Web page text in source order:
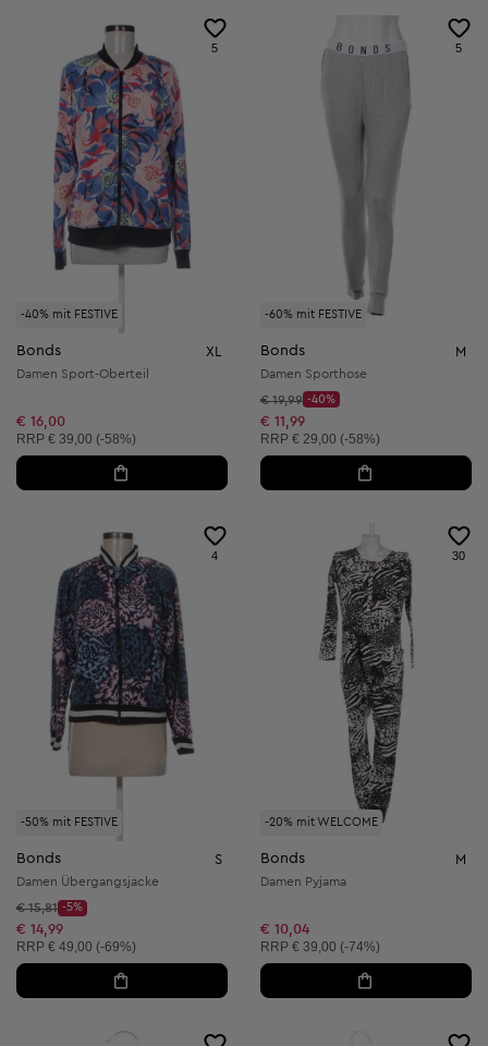
-40% mit FESTIVE
5
Bonds XL
Damen Sport-Oberteil
€ 16,00
Unverbindliche Preisempfehlung:
RRP € 39,00 (-58%)
-60% mit FESTIVE
5
Bonds M
Damen Sporthose
Startpreis:
€ 19,99
Discount Price:
-40%
Reduzierter Preis:
€ 11,99
Unverbindliche Preisempfehlung:
RRP € 29,00 (-58%)
-50% mit FESTIVE
4
Bonds S
Damen Übergangsjacke
Startpreis:
€ 15,81
Discount Price:
-5%
Reduzierter Preis:
€ 14,99
Unverbindliche Preisempfehlung:
RRP € 49,00 (-69%)
-20% mit WELCOME
30
Bonds M
Damen Pyjama
€ 10,04
Unverbindliche Preisempfehlung:
RRP € 39,00 (-74%)